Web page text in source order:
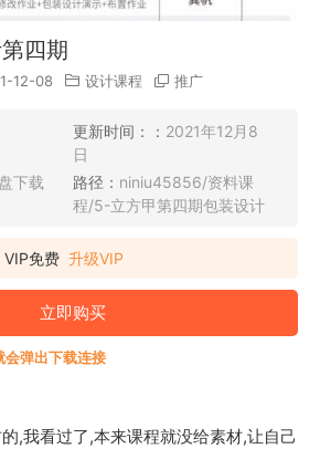
四期
12-08 设计课程 推广
更新时间：： 2021年12月8
日
下载 路径： niniu45856/资料课
程/5-立方甲第四期包装设计
VIP免费 升级VIP
立即购买
会弹出下载连接
,我看过了,本来课程就没给素材,让自己